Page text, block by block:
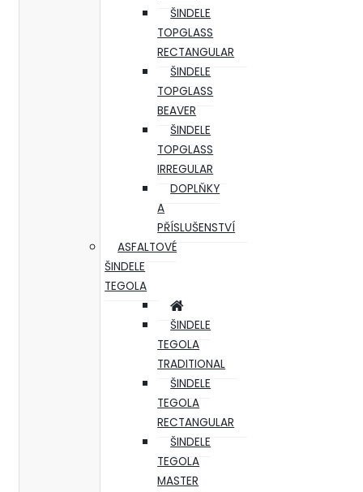
ŠINDELE
TOPGLASS
RECTANGULAR
ŠINDELE
TOPGLASS
BEAVER
ŠINDELE
TOPGLASS
IRREGULAR
DOPLŇKY
A
PŘÍSLUŠENSTVÍ
ASFALTOVÉ
ŠINDELE
TEGOLA
ŠINDELE
TEGOLA
TRADITIONAL
ŠINDELE
TEGOLA
RECTANGULAR
ŠINDELE
TEGOLA
MASTER